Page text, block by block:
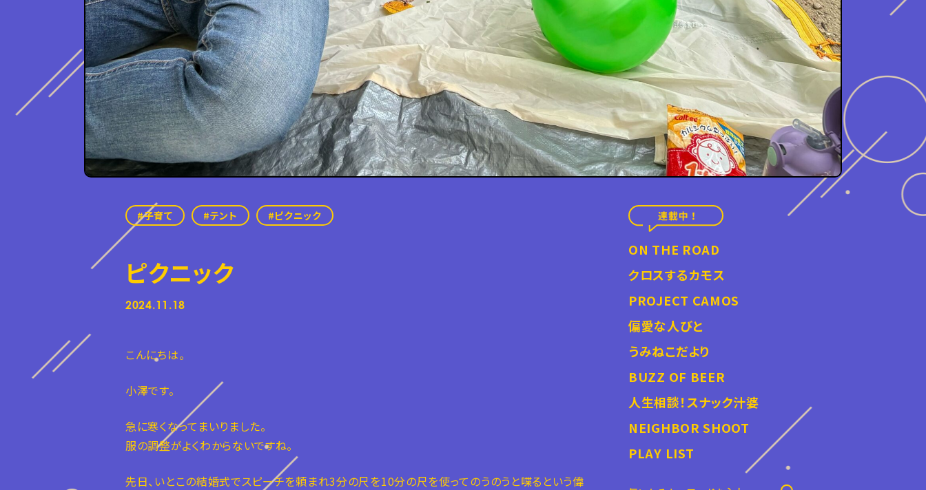
子育て テント ピクニック
ピクニック
2024.11.18
こんにちは。
小澤です。
急に寒くなってまいりました。
服の調整がよくわからないですね。
先日、いとこの結婚式でスピーチを頼まれ3分の尺を10分の尺を使ってのうのうと喋るという偉
ON THE ROAD
クロスするカモス
PROJECT CAMOS
偏愛な人びと
うみねこだより
BUZZ OF BEER
人生相談！スナック汁婆
NEIGHBOR SHOOT
PLAY LIST